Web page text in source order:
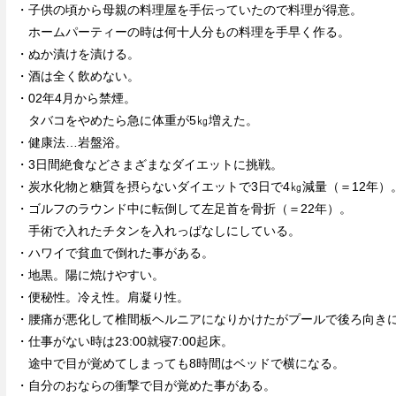
・子供の頃から母親の料理屋を手伝っていたので料理が得意。
ホームパーティーの時は何十人分もの料理を手早く作る。
・ぬか漬けを漬ける。
・酒は全く飲めない。
・02年4月から禁煙。
タバコをやめたら急に体重が5㎏増えた。
・健康法…岩盤浴。
・3日間絶食などさまざまなダイエットに挑戦。
・炭水化物と糖質を摂らないダイエットで3日で4㎏減量（＝12年）。
・ゴルフのラウンド中に転倒して左足首を骨折（＝22年）。
手術で入れたチタンを入れっぱなしにしている。
・ハワイで貧血で倒れた事がある。
・地黒。陽に焼けやすい。
・便秘性。冷え性。肩凝り性。
・腰痛が悪化して椎間板ヘルニアになりかけたがプールで後ろ向き
・仕事がない時は23:00就寝7:00起床。
途中で目が覚めてしまっても8時間はベッドで横になる。
・自分のおならの衝撃で目が覚めた事がある。